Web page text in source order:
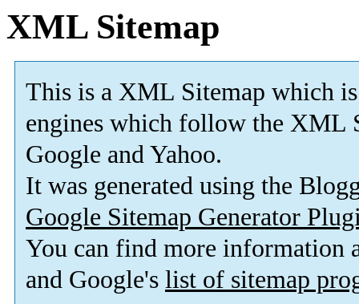
XML Sitemap
This is a XML Sitemap which is
engines which follow the XML
Google and Yahoo.
It was generated using the
Google Sitemap Generator
You can find more information
and Google's list of sitemap